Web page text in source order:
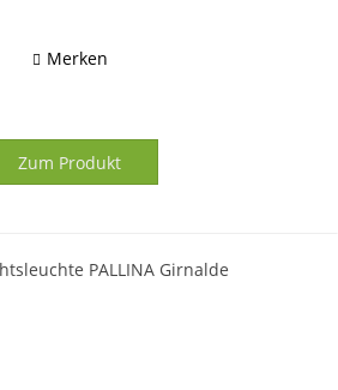
Merken
Zum Produkt